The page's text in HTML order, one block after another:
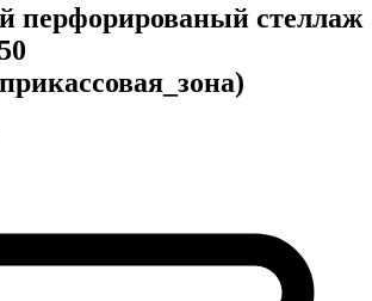
перфорированый стеллаж